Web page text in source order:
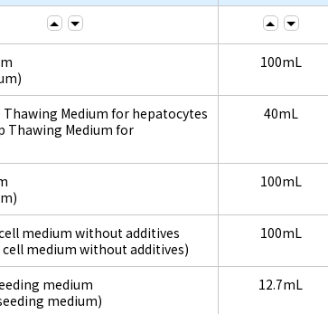
100mL
Thawing Medium for hepatocytes
Thawing Medium for
40mL
100mL
medium without additives
medium without additives)
100mL
medium
medium)
12.7mL